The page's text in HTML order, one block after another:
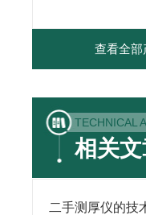
查看全部
TECHNICAL
相关
二手测厚仪的技